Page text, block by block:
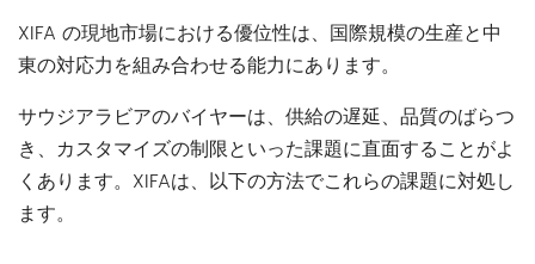
XIFA の現地市場における優位性は、国際規模の生産と中
東の対応力を組み合わせる能力にあります。
サウジアラビアのバイヤーは、供給の遅延、品質のばらつ
き、カスタマイズの制限といった課題に直面することがよ
くあります。XIFAは、以下の方法でこれらの課題に対処し
ます。